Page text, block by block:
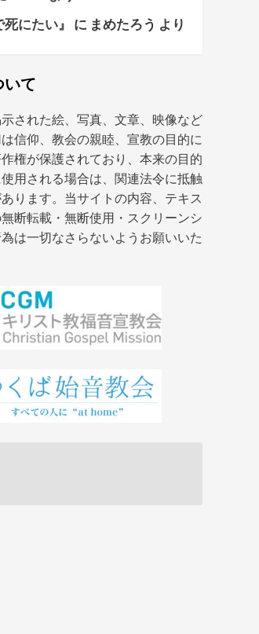
死にたい』
に まめたろう より
て
された絵、写真、文章、映像など
信仰、教会の親睦、宣教の目的に
権が保護されており、本来の目的
用される場合は、関連法令に抵触
ります。当サイトの内容、テキス
無断転載・無断使用・スクリーンシ
は一切なさらないようお願いいた